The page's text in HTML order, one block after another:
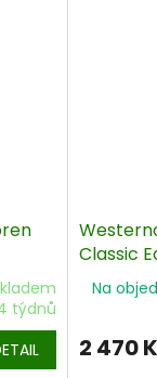
týdnů
Classic
Na
2 470